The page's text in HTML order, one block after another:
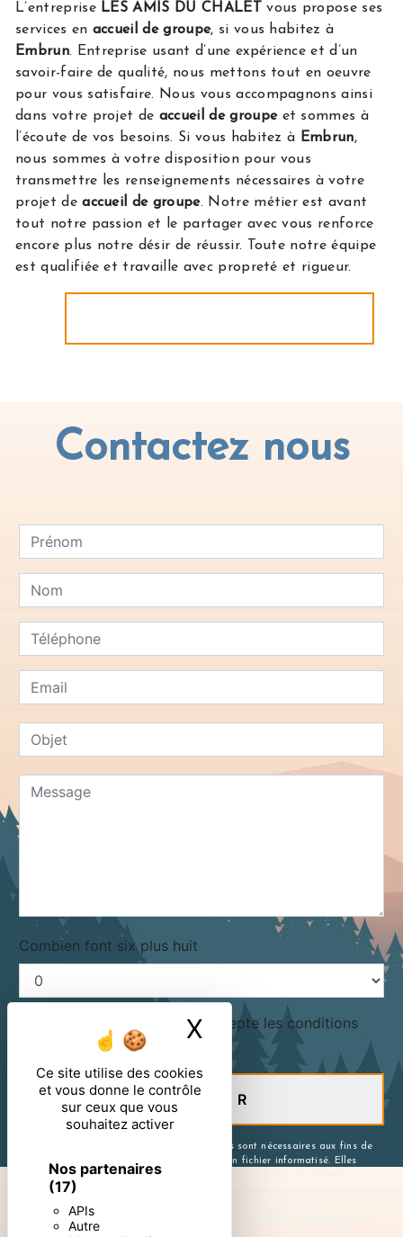
Ce site utilise des cookies
et vous donne le contrôle
sur ceux que vous
souhaitez activer
Nos partenaires
(17)
APIs
Autre
X Masquer le
L’entreprise LES AMIS DU CHALET
vous propose ses
services en accueil de groupe, si vous habitez à
Embrun. Entreprise usant d’une expérience et d’un
savoir-faire de qualité, nous mettons tout en oeuvre
pour vous satisfaire. Nous vous accompagnons ainsi
dans votre projet de accueil de groupeet sommes à
l’écoute de vos besoins. Si vous habitez à Embrun,
nous sommes à votre disposition pour vous
transmettre les renseignements nécessaires à votre
projet deaccueil de groupe. Notre métier est avant
tout notre passion et le partager avec vous renforce
encore plus notre désir de réussir. Toute notre équipe
est qualifiée et travaille avec propreté et rigueur.
Contactez nous
Combien font six plus huit
En cochant cette case, j'accepte les conditions
particulières ci-dessous **
ENVOYER
** Les données personnelles communiquées sont nécessaires aux fins de
vous contacter et sont enregistrées dans un fichier informatisé. Elles
sont destinées à et ses sous-traitants dans le seul but de répondre à
votre message. Les données collectées seront communiquées aux seuls
destinataires suivants: . Vous disposez de droits d’accès, de
rectification, d’effacement, de portabilité, de limitation, d’opposition, de
retrait de votre consentement à tout moment et du droit d’introduire